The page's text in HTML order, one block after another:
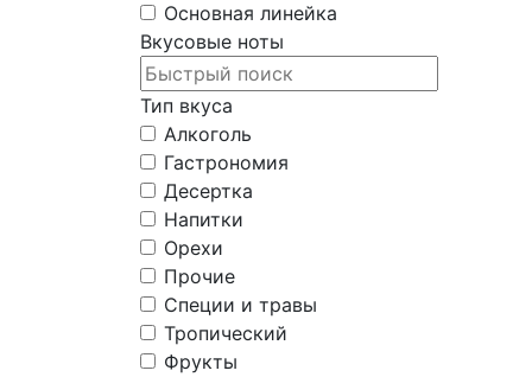
Основная линейка
Вкусовые ноты
Тип вкуса
Алкоголь
Гастрономия
Десертка
Напитки
Орехи
Прочие
Специи и травы
Тропический
Фрукты